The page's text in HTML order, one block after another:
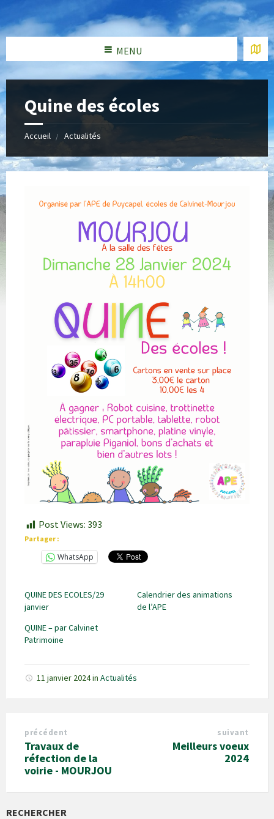
MENU
Quine des écoles
Accueil Actualités
Post Views: 393
Partager :
WhatsApp
QUINE DES ECOLES/29
janvier
Calendrier des animations
de l’APE
QUINE – par Calvinet
Patrimoine
11 janvier 2024in Actualités
précédent
Travaux de
réfection de la
voirie - MOURJOU
suivant
Meilleurs voeux
2024
RECHERCHER